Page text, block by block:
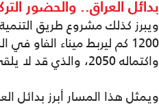
بدائل العراق.. والحضور
ويبرز كذلك مشروع طريق
1200 كم ليربط ميناء الفاو
واكتماله 2050، والذي قد لا يلقى حضورا إماراتيا، وفق محللين.
ويمثل هذا المسار أبرز